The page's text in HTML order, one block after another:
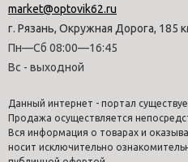
market@optovik62.ru
г. Рязань, Окружная Дорога, 185
Пн—Сб 08:00—16:45
Вс - выходной
Данный интернет - портал
Продажа осуществляется
Вся информация о товарах и
носит исключительно